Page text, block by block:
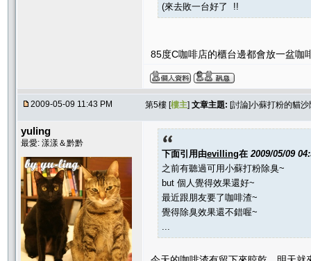
(來去敗一台好了 !!
85度C咖啡店的櫃台邊都會放一盆咖
2009-05-09 11:43 PM 第5樓 [樓主] 文章主題: [討論]小蘇打粉的貓
yuling
最愛: 漾漾＆黔黔
下面引用由evilling在 2009/05/09
之前有聽過可用小蘇打粉除臭~
but 個人覺得效果還好~
最近跟朋友要了咖啡渣~
覺得除臭效果還不錯喔~